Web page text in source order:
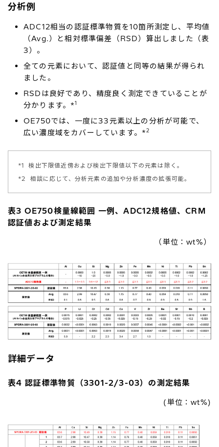
分析例
ADC12相当の認証標準物質を10箇所測定し、平均値
（Avg.）と相対標準偏差（RSD）算出しました（表
3）。
全ての元素において、認証値と同等の結果が得られ
ました。
RSDは良好であり、精度良く測定できていることが
分かります。*1
OE750では、一度に33元素以上の分析が可能で、
広い濃度域をカバーしています。*2
*1
検出下限値近傍および検出下限値以下の元素は除く。
*2
相談に応じて、分析元素の追加や分析濃度の拡張可能。
表3 OE750検量線範囲 一例、ADC12規格値、CRM
認証値および測定結果
（単位：wt%）
詳細データ
表4 認証標準物質（3301-2/3-03）の測定結果
(単位：wt%)